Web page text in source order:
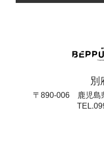
別
〒890-006 鹿児島